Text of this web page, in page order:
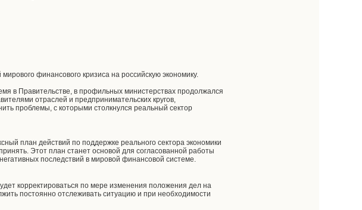
финансового кризиса на российскую экономику.
в Правительстве, в профильных министерствах продолжался
отраслей и предпринимательских кругов,
проблемы, с которыми столкнулся реальный сектор
план действий по поддержке реального сектора экономики
Этот план станет основой для согласованной работы
последствий в мировой финансовой системе.
корректироваться по мере изменения положения дел на
постоянно отслеживать ситуацию и при необходимости